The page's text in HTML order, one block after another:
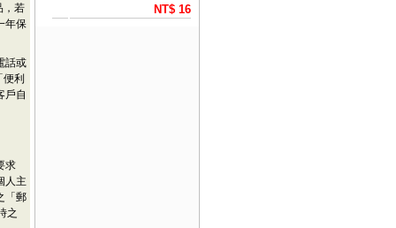
，若
年保
話或
利
戶自
求
人主
「郵
之
NT$ 16